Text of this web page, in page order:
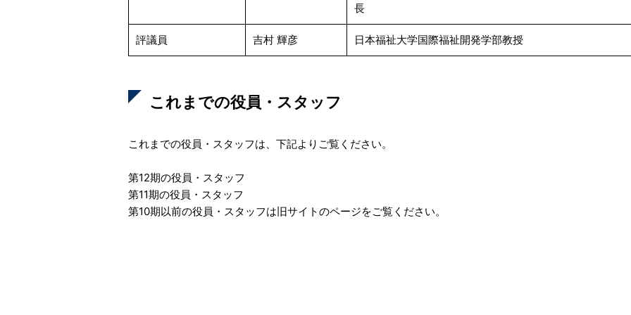
長
評議員 吉村 輝彦 日本福祉大学国際福祉開発学部教授
これまでの役員・スタッフ
これまでの役員・スタッフは、下記よりご覧ください。
第12期の役員・スタッフ
第11期の役員・スタッフ
第10期以前の役員・スタッフは旧サイトのページをご覧ください。